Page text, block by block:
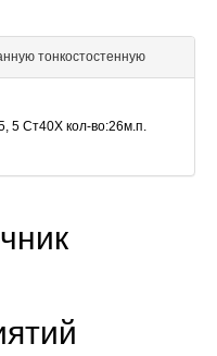
тонкостостенную
5 Ст40Х кол-во:26м.п.